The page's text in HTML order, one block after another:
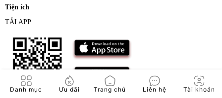
Danh mục Ưu đãi Trang chủ Liên hệ Tài khoản
Tiện ích
TẢI APP